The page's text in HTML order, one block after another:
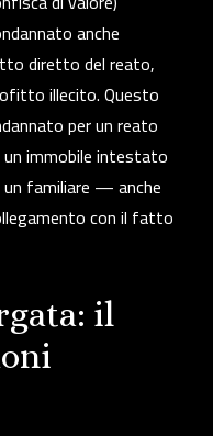
anche
diretto del reato,
illecito. Questo
per un reato
immobile intestato
familiare — anche
con il fatto
il